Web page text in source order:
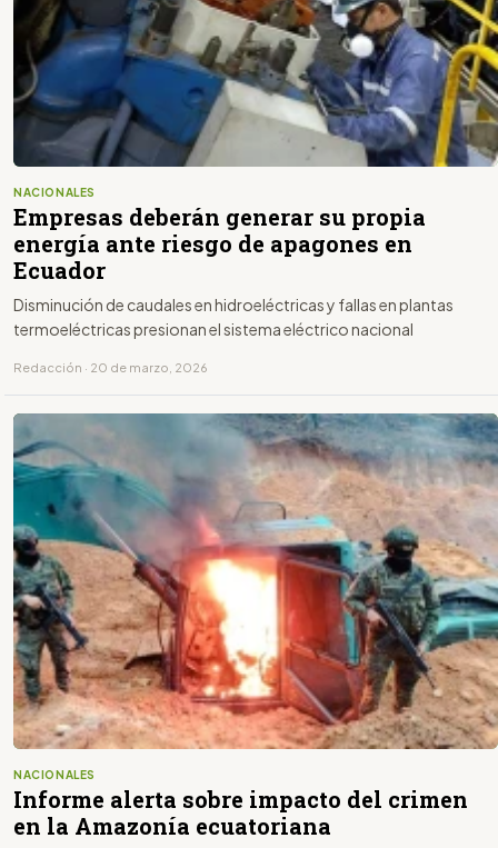
NACIONALES
Empresas deberán generar su propia
energía ante riesgo de apagones en
Ecuador
Disminución de caudales en hidroeléctricas y fallas en plantas
termoeléctricas presionan el sistema eléctrico nacional
Redacción · 20 de marzo, 2026
NACIONALES
Informe alerta sobre impacto del crimen
en la Amazonía ecuatoriana